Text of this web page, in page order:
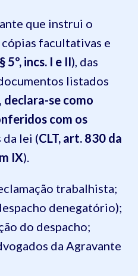
que instrui o
facultativas e
5º, incs. I e II), das
listados
declara-se como
com os
da lei (CLT, art. 830 da
IX).
trabalhista;
denegatório);
do despacho;
da Agravante